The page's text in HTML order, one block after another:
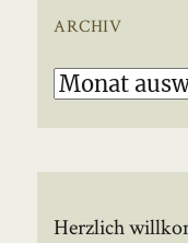
ARCHIV
Archiv
Herzlich